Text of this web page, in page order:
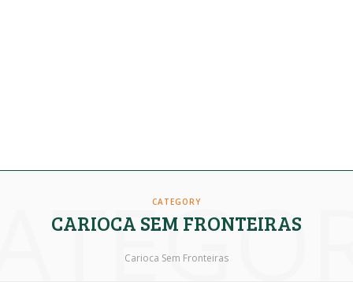
CATEGORY
CARIOCA SEM FRONTEIRAS
Carioca Sem Fronteiras